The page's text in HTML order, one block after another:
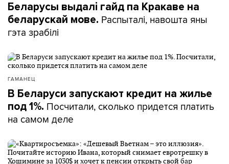
Беларусы выдалі гайд па Кракаве на
беларускай мове. Распыталі, навошта яны
гэта зрабілі
ГАМАНЕЦ
В Беларуси запускают кредит на жилье
под 1%. Посчитали, сколько придется платить
на самом деле